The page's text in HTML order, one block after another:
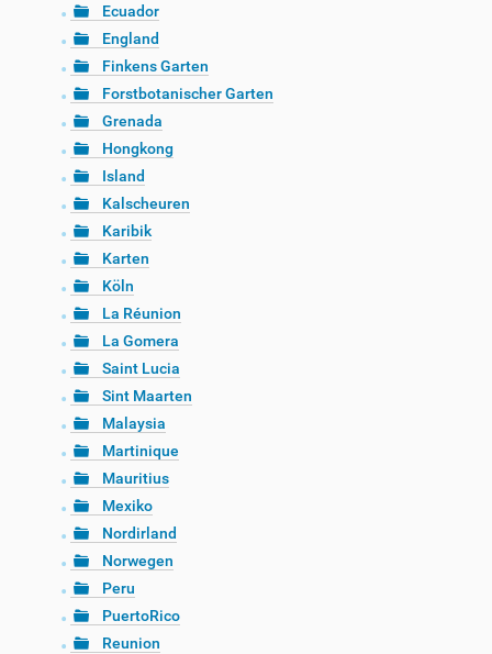
Ecuador
England
Finkens Garten
Forstbotanischer Garten
Grenada
Hongkong
Island
Kalscheuren
Karibik
Karten
Köln
La Réunion
La Gomera
Saint Lucia
Sint Maarten
Malaysia
Martinique
Mauritius
Mexiko
Nordirland
Norwegen
Peru
PuertoRico
Reunion